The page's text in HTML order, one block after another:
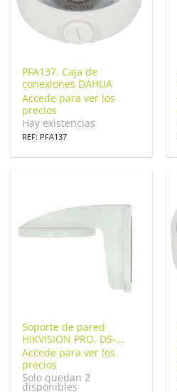
PFA137. Caja de
conexiones DAHUA
Accede para ver los
precios
Hay existencias
REF: PFA137
Soporte de pared
HIKVISION PRO. DS-
1258ZJ
Accede para ver los
precios
Solo quedan 2
disponibles